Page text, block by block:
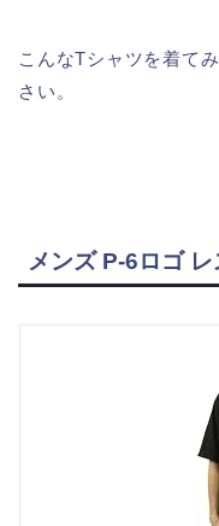
こんなTシャツを着て
さい。
メンズ P-6ロゴ